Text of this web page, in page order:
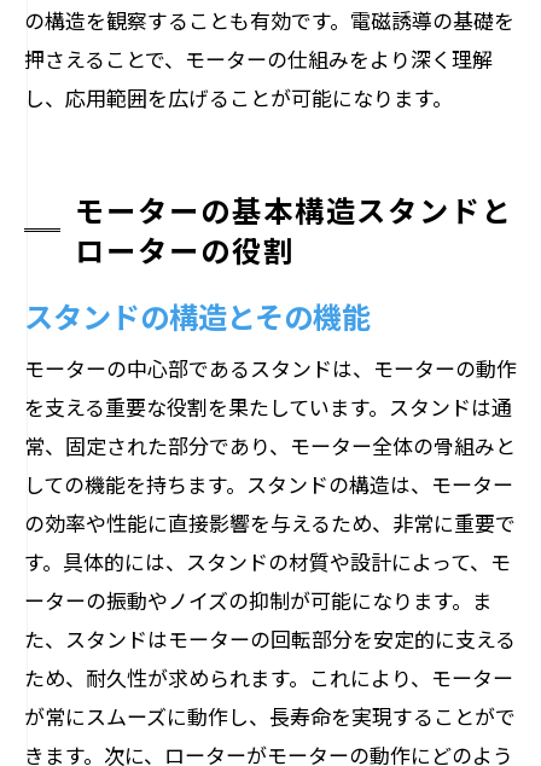
の構造を観察することも有効です。電磁誘導の基礎を
押さえることで、モーターの仕組みをより深く理解
し、応用範囲を広げることが可能になります。
モーターの基本構造スタンドと
ローターの役割
スタンドの構造とその機能
モーターの中心部であるスタンドは、モーターの動作
を支える重要な役割を果たしています。スタンドは通
常、固定された部分であり、モーター全体の骨組みと
しての機能を持ちます。スタンドの構造は、モーター
の効率や性能に直接影響を与えるため、非常に重要で
す。具体的には、スタンドの材質や設計によって、モ
ーターの振動やノイズの抑制が可能になります。ま
た、スタンドはモーターの回転部分を安定的に支える
ため、耐久性が求められます。これにより、モーター
が常にスムーズに動作し、長寿命を実現することがで
きます。次に、ローターがモーターの動作にどのよう